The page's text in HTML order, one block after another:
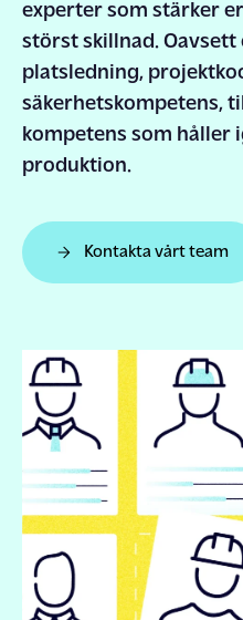
ENGLISH
experter som stärker er
störst skillnad. Oavsett
platsledning,
säkerhetskompetens,
kompetens som håller
produktion.
Kontakta vårt team